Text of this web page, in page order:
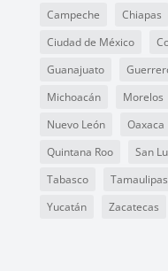
Campeche
Chiapas
Ciudad de México
Guanajuato
Michoacán
Morelos
Nuevo León
Oaxaca
Quintana Roo
San
Tabasco
Tamaulipas
Yucatán
Zacatecas